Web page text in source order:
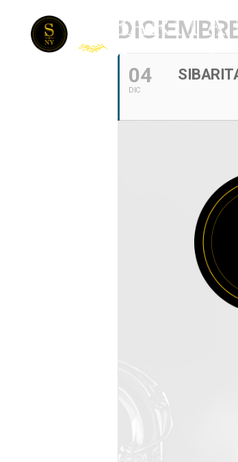
04
DIC